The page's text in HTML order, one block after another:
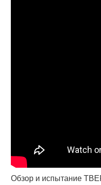
Обзор и испытание